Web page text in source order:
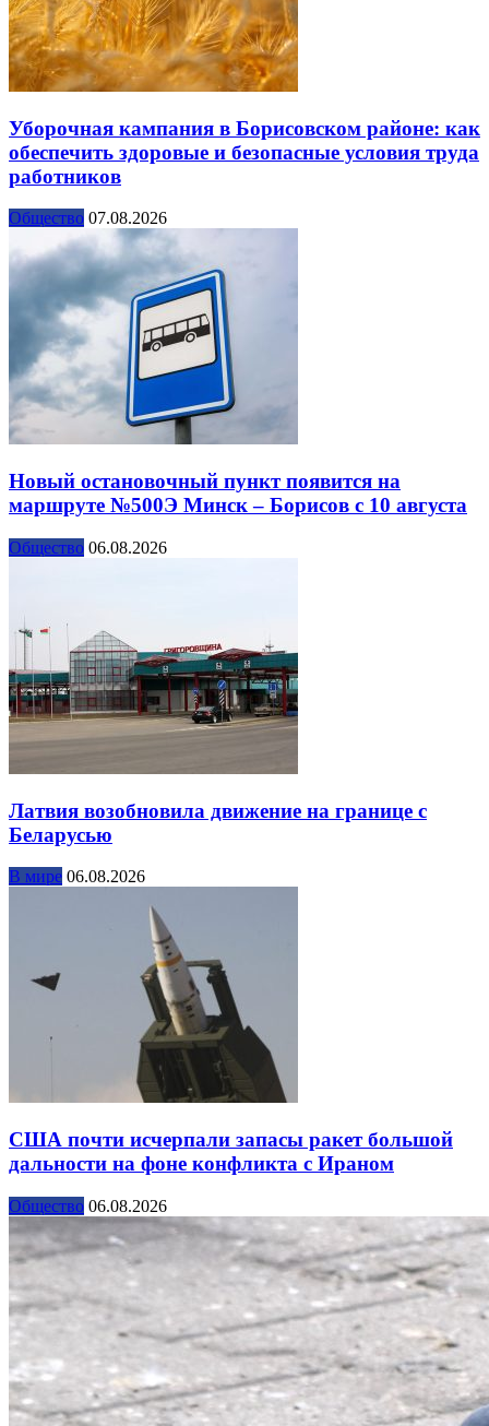
Уборочная кампания в Борисовском районе: как
обеспечить здоровые и безопасные условия труда
работников
Общество 07.08.2026
Новый остановочный пункт появится на
маршруте №500Э Минск – Борисов с 10 августа
Общество 06.08.2026
Латвия возобновила движение на границе с
Беларусью
В мире 06.08.2026
США почти исчерпали запасы ракет большой
дальности на фоне конфликта с Ираном
Общество 06.08.2026